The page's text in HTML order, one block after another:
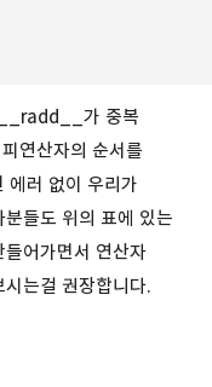
가 중복
연산자의 순서를
에러 없이 우리가
들도 위의 표에 있는
어가면서 연산자
는걸 권장합니다.